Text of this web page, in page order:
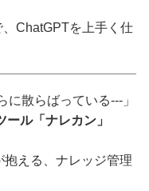
、ChatGPTを上手く仕
に散らばっている---」
ール「ナレカン」
抱える、ナレッジ管理